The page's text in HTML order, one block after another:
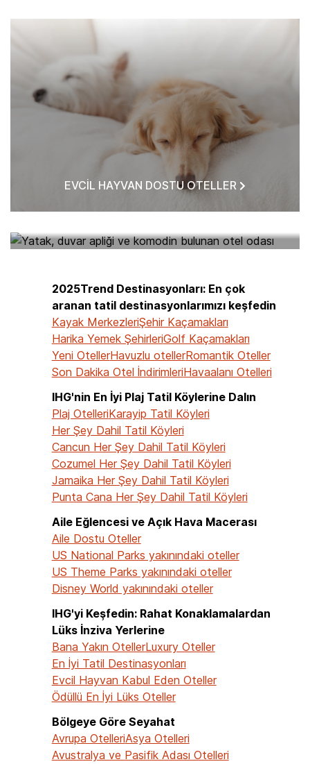
EVCIL HAYVAN DOSTU OTELLER
2025Trend Destinasyonları: En çok
aranan tatil destinasyonlarımızı keşfedin
Kayak MerkezleriŞehir Kaçamakları
Harika Yemek ŞehirleriGolf Kaçamakları
Yeni OtellerHavuzlu otellerRomantik Oteller
Son Dakika Otel İndirimleriHavaalanı Otelleri
IHG'nin En İyi Plaj Tatil Köylerine Dalın
Plaj OtelleriKarayip Tatil Köyleri
Her Şey Dahil Tatil Köyleri
Cancun Her Şey Dahil Tatil Köyleri
Cozumel Her Şey Dahil Tatil Köyleri
Jamaika Her Şey Dahil Tatil Köyleri
Punta Cana Her Şey Dahil Tatil Köyleri
Aile Eğlencesi ve Açık Hava Macerası
Aile Dostu Oteller
US National Parks yakınındaki oteller
US Theme Parks yakınındaki oteller
Disney World yakınındaki oteller
IHG'yi Keşfedin: Rahat Konaklamalardan
Lüks İnziva Yerlerine
Bana Yakın OtellerLuxury Oteller
En İyi Tatil Destinasyonları
Evcil Hayvan Kabul Eden Oteller
Ödüllü En İyi Lüks Oteller
Bölgeye Göre Seyahat
Avrupa OtelleriAsya Otelleri
Avustralya ve Pasifik Adası Otelleri